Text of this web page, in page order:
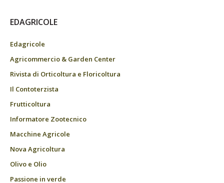
EDAGRICOLE
Edagricole
Agricommercio & Garden Center
Rivista di Orticoltura e Floricoltura
Il Contoterzista
Frutticoltura
Informatore Zootecnico
Macchine Agricole
Nova Agricoltura
Olivo e Olio
Passione in verde